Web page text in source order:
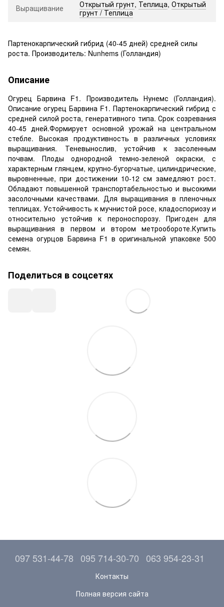
Выращивание Открытый грунт, Теплица, Открытый
грунт / Теплица
Партенокарпический гибрид (40-45 дней) средней силы
роста. Производитель: Nunhems (Голландия)
Описание
Огурец Барвина F1. Производитель Нунемс (Голландия).
Описание огурец Барвина F1. Партенокарпический гибрид с
средней силой роста, генеративного типа. Срок созревания
40-45 дней.Формирует основной урожай на центральном
стебле. Высокая продуктивность в различных условиях
выращивания. Теневынослив, устойчив к засоленным
почвам. Плоды однородной темно-зеленой окраски, с
характерным глянцем, крупно-бугорчатые, цилиндрические,
выровненные, при достижении 10-12 см замедляют рост.
Обладают повышенной транспортабельностью и высокими
засолочными качествами. Для выращивания в пленочных
теплицах. Устойчивость к мучнистой росе, кладоспориозу и
относительно устойчив к пероноспорозу. Пригоден для
выращивания в первом и втором метрообороте.Купить
семена огурцов Барвина F1 в оригинальной упаковке 500
семян.
Поделиться в соцсетях
097 531-44-78 095 714-30-70 063 954-23-31
Контакты
Полная версия сайта